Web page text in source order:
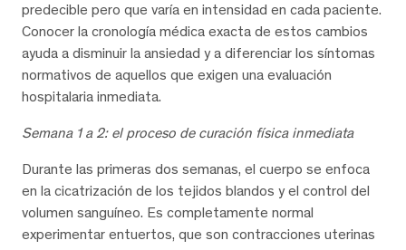
predecible pero que varía en intensidad en cada paciente.
Conocer la cronología médica exacta de estos cambios
ayuda a disminuir la ansiedad y a diferenciar los síntomas
normativos de aquellos que exigen una evaluación
hospitalaria inmediata.
Semana 1 a 2: el proceso de curación física inmediata
Durante las primeras dos semanas, el cuerpo se enfoca
en la cicatrización de los tejidos blandos y el control del
volumen sanguíneo. Es completamente normal
experimentar entuertos, que son contracciones uterinas